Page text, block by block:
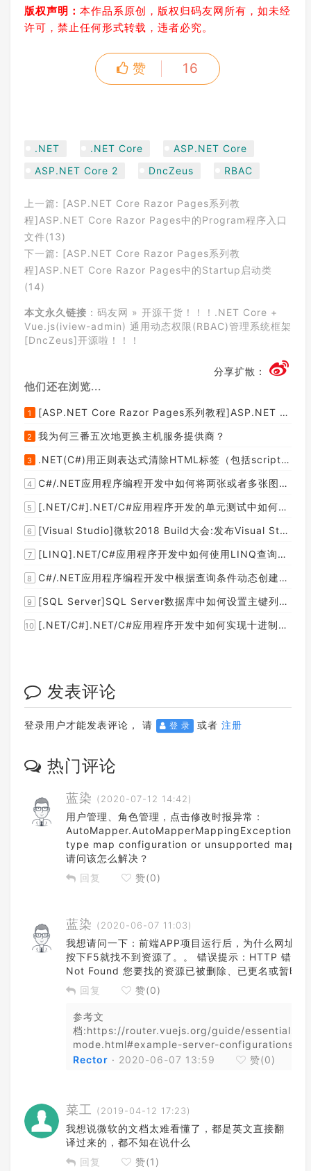
版权声明： 本作品系原创，版权归码友网所有，如未经
许可，禁止任何形式转载，违者必究。
赞 16
.NET .NET Core
ASP.NET Core
ASP.NET Core 2
DncZeus RBAC
上一篇: [ASP.NET Core Razor Pages系列教
程]ASP.NET Core Razor Pages中的Program程序入口
文件(13)
下一篇: [ASP.NET Core Razor Pages系列教
程]ASP.NET Core Razor Pages中的Startup启动类
(14)
本文永久链接 ： 码友网 » 开源干货！！！.NET Core +
Vue.js(iview-admin) 通用动态权限(RBAC)管理系统框架
[DncZeus]开源啦！！！
分享扩散：
他们还在浏览...
1 [ASP.NET Core Razor Pages系列教程]ASP.NET Core Razor Pages中的PageModel(09)
2 我为何三番五次地更换主机服务提供商？
3 .NET(C#)用正则表达式清除HTML标签（包括script和style），保留纯本文
4 C#/.NET应用程序编程开发中如何将两张或者多张图片合并成一张图片？
5 [.NET/C#].NET/C#应用程序开发的单元测试中如何获取当前程序集所在的目录路径？
6 [Visual Studio]微软2018 Build大会:发布Visual Studio,Visual Stuido for Mac,.NET Core以及Xamarin.Forms的最新版本及更新
7 [LINQ].NET/C#应用程序开发中如何使用LINQ查询集合中元素的某个属性值在另外一个集合中存在的子集？
8 C#/.NET应用程序编程开发中根据查询条件动态创建LINQ的Where查询表达式的实现方案
9 [SQL Server]SQL Server数据库中如何设置主键列为自增列？
10 [.NET/C#].NET/C#应用程序开发中如何实现十进制数字和十六进制间的相互转换呢？
发表评论
登录用户才能发表评论， 请 登 录 或者 注册
热门评论
蓝染 (2020-07-12 14:42)
用户管理、角色管理，点击修改时报异常：
type map configuration or unsupported
请问该怎么解决？
回复
赞(0)
蓝染 (2020-06-07 11:03)
我想请问一下：前端APP项目运行后，为什么网址不
按下F5就找不到资源了。。 错误提示：HTTP 错误
Not Found 您要找的资源已被删除、已更名或暂时
回复
赞(0)
参考文
档:https://router.vuejs.org/guide/essentials/
mode.html#example-server-configurations
Rector · 2020-06-07 13:59 赞(0)
菜工 (2019-04-12 17:23)
我想说微软的文档太难看懂了，都是英文直接翻
译过来的，都不知在说什么
回复
赞(1 )